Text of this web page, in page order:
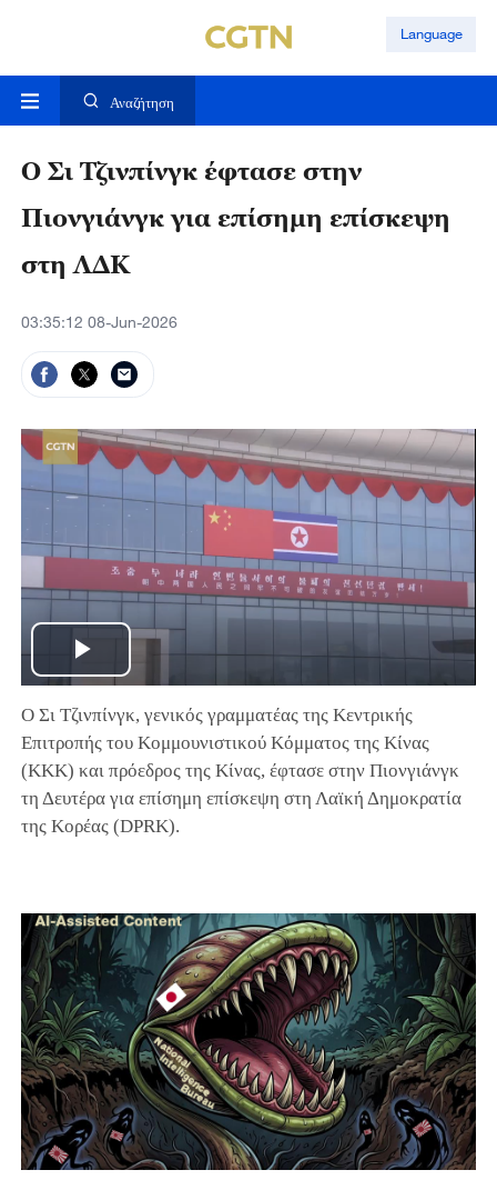
Language
Αναζήτηση
Ο Σι Τζινπίνγκ έφτασε στην
Πιονγιάνγκ για επίσημη επίσκεψη
στη ΛΔΚ
03:35:12 08-Jun-2026
Play
Video
Ο Σι Τζινπίνγκ, γενικός γραμματέας της Κεντρικής
Επιτροπής του Κομμουνιστικού Κόμματος της Κίνας
(ΚΚΚ) και πρόεδρος της Κίνας, έφτασε στην Πιονγιάνγκ
τη Δευτέρα για επίσημη επίσκεψη στη Λαϊκή Δημοκρατία
της Κορέας (DPRK).